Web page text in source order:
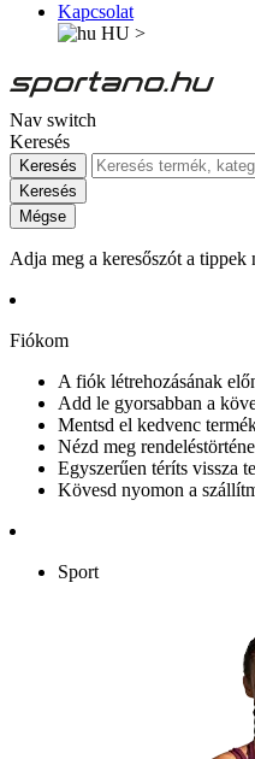
Kapcsolat
HU >
Nav switch
Keresés
Keresés
Keresés
Mégse
Adja meg a keresőszót a tippek
Fiókom
A fiók létrehozásának
Add le gyorsabban a
Mentsd el kedvenc
Nézd meg
Egyszerűen téríts vissza
Kövesd nyomon a
Sport